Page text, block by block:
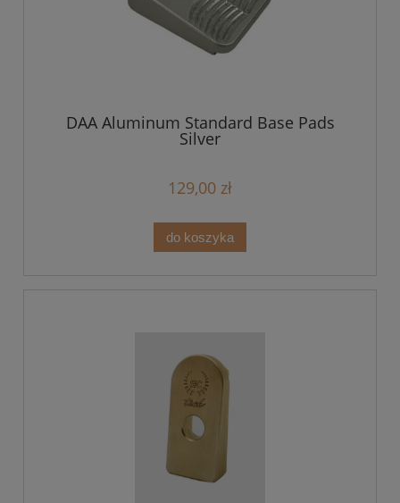
DAA Aluminum Standard Base Pads
Silver
129,00 zł
do koszyka